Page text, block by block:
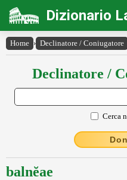
Dizionario
Home › Declinatore / Coniugatore
Declinatore /
Cerca
balnĕae